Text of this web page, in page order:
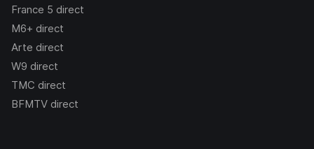
France 5 direct
M6+ direct
Arte direct
W9 direct
TMC direct
BFMTV direct